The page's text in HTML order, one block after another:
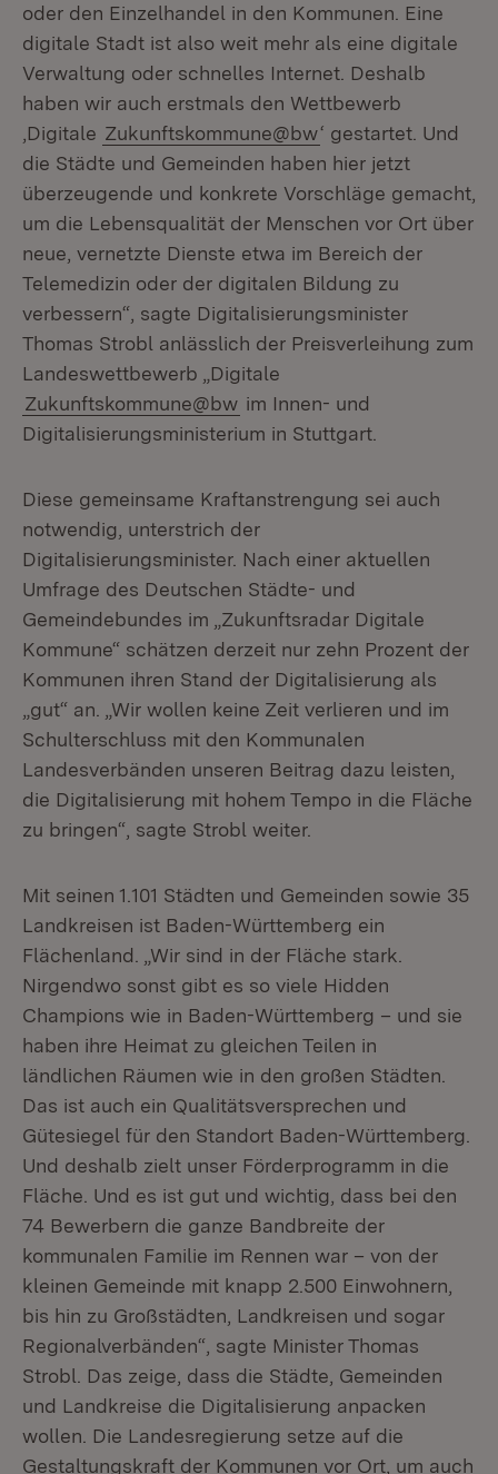
oder den Einzelhandel in den Kommunen. Eine
digitale Stadt ist also weit mehr als eine digitale
Verwaltung oder schnelles Internet. Deshalb
haben wir auch erstmals den Wettbewerb
‚Digitale Zukunftskommune@bw‘ gestartet. Und
die Städte und Gemeinden haben hier jetzt
überzeugende und konkrete Vorschläge gemacht,
um die Lebensqualität der Menschen vor Ort über
neue, vernetzte Dienste etwa im Bereich der
Telemedizin oder der digitalen Bildung zu
verbessern“, sagte Digitalisierungsminister
Thomas Strobl anlässlich der Preisverleihung zum
Landeswettbewerb „Digitale
Zukunftskommune@bw im Innen- und
Digitalisierungsministerium in Stuttgart.
Diese gemeinsame Kraftanstrengung sei auch
notwendig, unterstrich der
Digitalisierungsminister. Nach einer aktuellen
Umfrage des Deutschen Städte- und
Gemeindebundes im „Zukunftsradar Digitale
Kommune“ schätzen derzeit nur zehn Prozent der
Kommunen ihren Stand der Digitalisierung als
„gut“ an. „Wir wollen keine Zeit verlieren und im
Schulterschluss mit den Kommunalen
Landesverbänden unseren Beitrag dazu leisten,
die Digitalisierung mit hohem Tempo in die Fläche
zu bringen“, sagte Strobl weiter.
Mit seinen 1.101 Städten und Gemeinden sowie 35
Landkreisen ist Baden-Württemberg ein
Flächenland. „Wir sind in der Fläche stark.
Nirgendwo sonst gibt es so viele Hidden
Champions wie in Baden-Württemberg – und sie
haben ihre Heimat zu gleichen Teilen in
ländlichen Räumen wie in den großen Städten.
Das ist auch ein Qualitätsversprechen und
Gütesiegel für den Standort Baden-Württemberg.
Und deshalb zielt unser Förderprogramm in die
Fläche. Und es ist gut und wichtig, dass bei den
74 Bewerbern die ganze Bandbreite der
kommunalen Familie im Rennen war – von der
kleinen Gemeinde mit knapp 2.500 Einwohnern,
bis hin zu Großstädten, Landkreisen und sogar
Regionalverbänden“, sagte Minister Thomas
Strobl. Das zeige, dass die Städte, Gemeinden
und Landkreise die Digitalisierung anpacken
wollen. Die Landesregierung setze auf die
Gestaltungskraft der Kommunen vor Ort, um auch